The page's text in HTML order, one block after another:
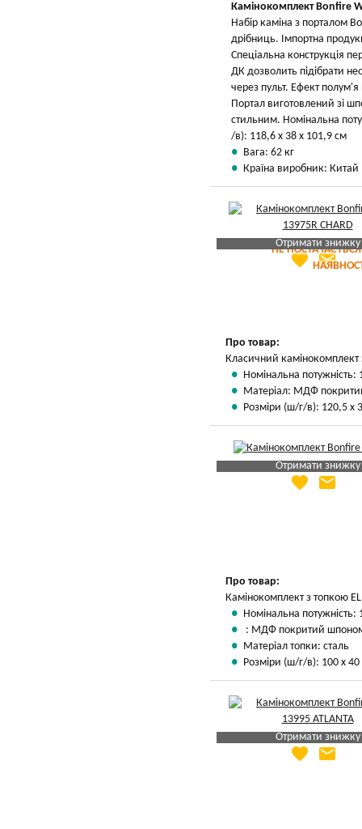
Камінокомплект Bonfire
Набір каміна з порталом
дрібниць. Імпортна
Спеціальна конструкція
ДК дозволить підібрати
через пульт. Ефект
Портал виготовлений зі
стильним. Номінальна
/в): 118,6 х 38 х 101,9 см
Вага: 62 кг
Країна виробник: Китай
НЕ
Отримати знижку
Яка Ваша ціна?
favorite email
Про товар:
Класичний камінокомплект
Номінальна потужність:
Матеріал: МДФ
Розміри (ш/г/в): 120,5 х
Отримати знижку
Яка Ваша ціна
favorite email
Про товар:
Камінокомплект з топкою
Номінальна потужність:
: МДФ покритий
Матеріал топки: сталь
Розміри (ш/г/в): 100 х 40
Отримати знижку
Яка Ваша ціна
favorite email